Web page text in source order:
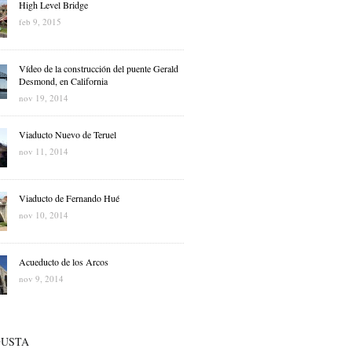
High Level Bridge
feb 9, 2015
Vídeo de la construcción del puente Gerald
Desmond, en California
nov 19, 2014
Viaducto Nuevo de Teruel
nov 11, 2014
Viaducto de Fernando Hué
nov 10, 2014
Acueducto de los Arcos
nov 9, 2014